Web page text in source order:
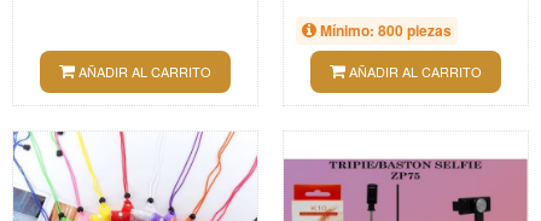
AÑADIR AL CARRITO
Mínimo: 800 piezas
AÑADIR AL CARRITO